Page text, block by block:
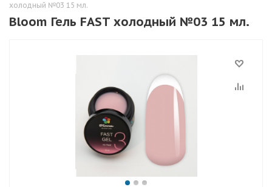
холодный №03 15 мл.
Bloom Гель FAST холодный №03 15 мл.